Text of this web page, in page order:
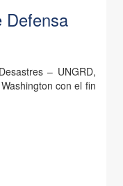
Defensa
– UNGRD,
con el fin